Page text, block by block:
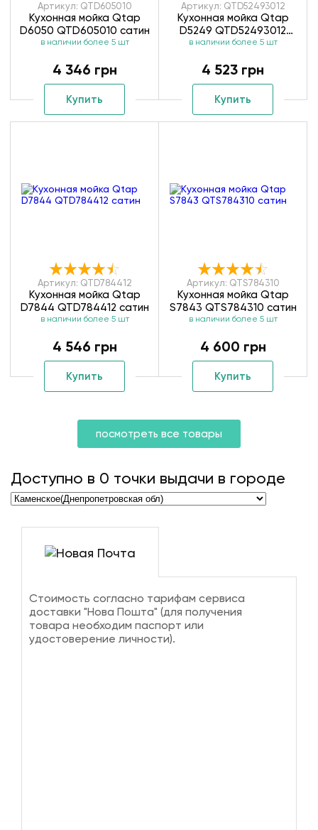
Артикул: QTD605010
Кухонная мойка Qtap
D6050 QTD605010 сатин
в наличии более 5 шт
4 346 грн
Купить
Артикул: QTD52493012
Кухонная мойка Qtap
D5249 QTD52493012
сатин
в наличии более 5 шт
4 523 грн
Купить
Артикул: QTD784412
Кухонная мойка Qtap
D7844 QTD784412 сатин
в наличии более 5 шт
4 546 грн
Купить
Артикул: QTS784310
Кухонная мойка Qtap
S7843 QTS784310 сатин
в наличии более 5 шт
4 600 грн
Купить
посмотреть все товары
Доступно в 0 точки выдачи в городе
Стоимость согласно тарифам сервиса
доставки "Нова Пошта" (для получения
товара необходим паспорт или
удостоверение личности).